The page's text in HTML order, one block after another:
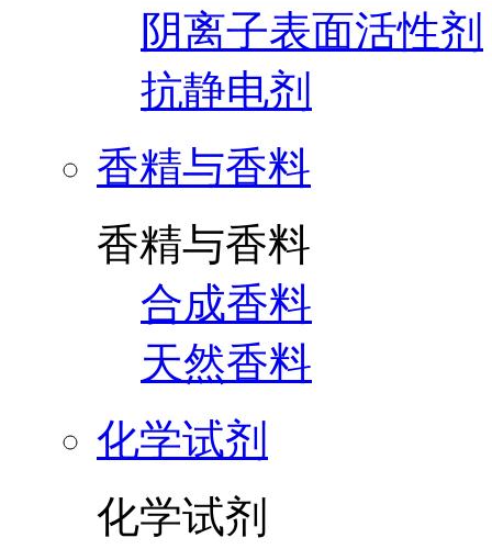
阴离子表面活性剂
抗静电剂
香精与香料
香精与香料
合成香料
天然香料
化学试剂
化学试剂